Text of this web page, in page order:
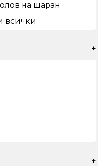
на шаран
всички
+
+